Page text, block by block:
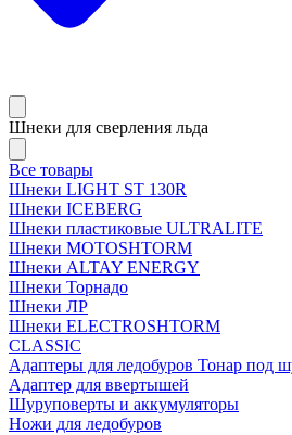
Шнеки для сверления льда
Все товары
Шнеки LIGHT ST 130R
Шнеки ICEBERG
Шнеки пластиковые ULTRALITE
Шнеки MOTOSHTORM
Шнеки ALTAY ENERGY
Шнеки Торнадо
Шнеки ЛР
Шнеки ELECTROSHTORM
CLASSIC
Адаптеры для ледобуров Тонар под
Адаптер для ввертышей
Шуруповерты и аккумуляторы
Ножи для ледобуров